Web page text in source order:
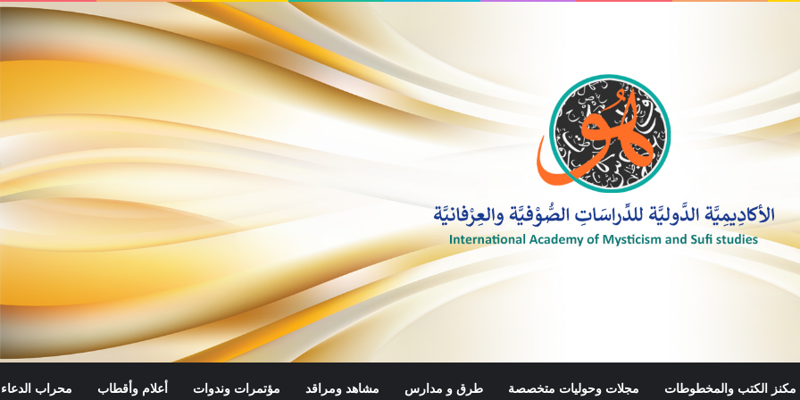
مكنز الكتب والمخطوطات مجلات وحوليات متخصصة طرق و مدارس مشاهد ومراقد مؤتمرات وندوات أعلام وأقطاب محراب الدعاء